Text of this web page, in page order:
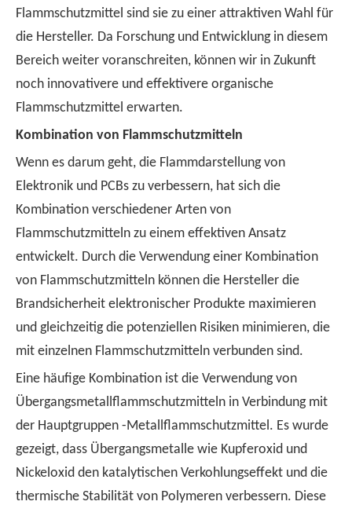
Flammschutzmittel sind sie zu einer attraktiven Wahl für
die Hersteller. Da Forschung und Entwicklung in diesem
Bereich weiter voranschreiten, können wir in Zukunft
noch innovativere und effektivere organische
Flammschutzmittel erwarten.
Kombination von Flammschutzmitteln
Wenn es darum geht, die Flammdarstellung von
Elektronik und PCBs zu verbessern, hat sich die
Kombination verschiedener Arten von
Flammschutzmitteln zu einem effektiven Ansatz
entwickelt. Durch die Verwendung einer Kombination
von Flammschutzmitteln können die Hersteller die
Brandsicherheit elektronischer Produkte maximieren
und gleichzeitig die potenziellen Risiken minimieren, die
mit einzelnen Flammschutzmitteln verbunden sind.
Eine häufige Kombination ist die Verwendung von
Übergangsmetallflammschutzmitteln in Verbindung mit
der Hauptgruppen -Metallflammschutzmittel. Es wurde
gezeigt, dass Übergangsmetalle wie Kupferoxid und
Nickeloxid den katalytischen Verkohlungseffekt und die
thermische Stabilität von Polymeren verbessern. Diese